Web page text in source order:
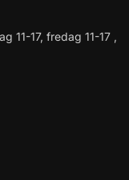
11-17, fredag 11-17 ,